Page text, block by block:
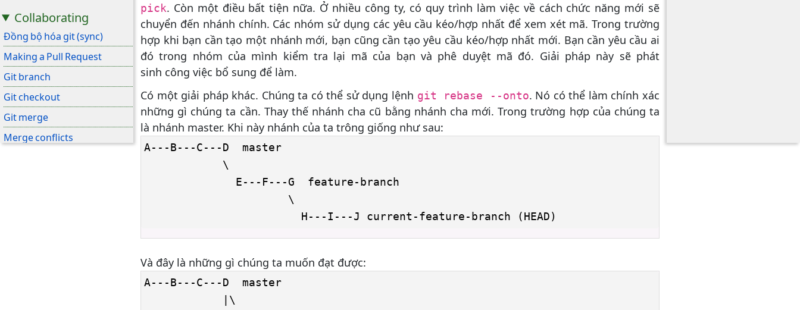
Collaborating
Đồng bộ hóa git (sync)
Making a Pull Request
Git branch
Git checkout
Git merge
Merge conflicts
pick. Còn một điều bất tiện nữa. Ở nhiều công ty, có quy trình làm việc về cách chức năng mới sẽ
chuyển đến nhánh chính. Các nhóm sử dụng các yêu cầu kéo/hợp nhất để xem xét mã. Trong trường
hợp khi bạn cần tạo một nhánh mới, bạn cũng cần tạo yêu cầu kéo/hợp nhất mới. Bạn cần yêu cầu ai
đó trong nhóm của mình kiểm tra lại mã của bạn và phê duyệt mã đó. Giải pháp này sẽ phát
sinh công việc bổ sung để làm.
Có một giải pháp khác. Chúng ta có thể sử dụng lệnh git rebase --onto. Nó có thể làm chính xác
những gì chúng ta cần. Thay thế nhánh cha cũ bằng nhánh cha mới. Trong trường hợp của chúng ta
là nhánh master. Khi này nhánh của ta trông giống như sau:
A---B---C---D  master
            \
              E---F---G  feature-branch
                      \
Và đây là những gì chúng ta muốn đạt được:
A---B---C---D  master
            |\